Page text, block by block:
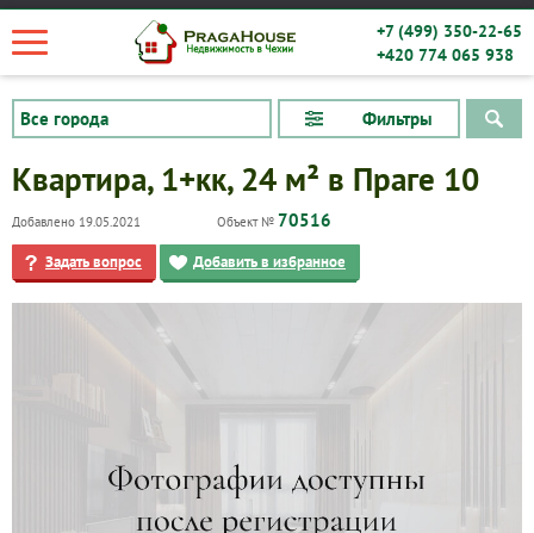
+7 (499) 350-22-65
+420 774 065 938
Фильтры
Квартира, 1+кк, 24 м² в Праге 10
Добавлено 19.05.2021 Объект № 70516
Задать вопрос Добавить в избранное